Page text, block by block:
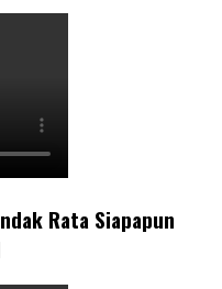
Rata Siapapun